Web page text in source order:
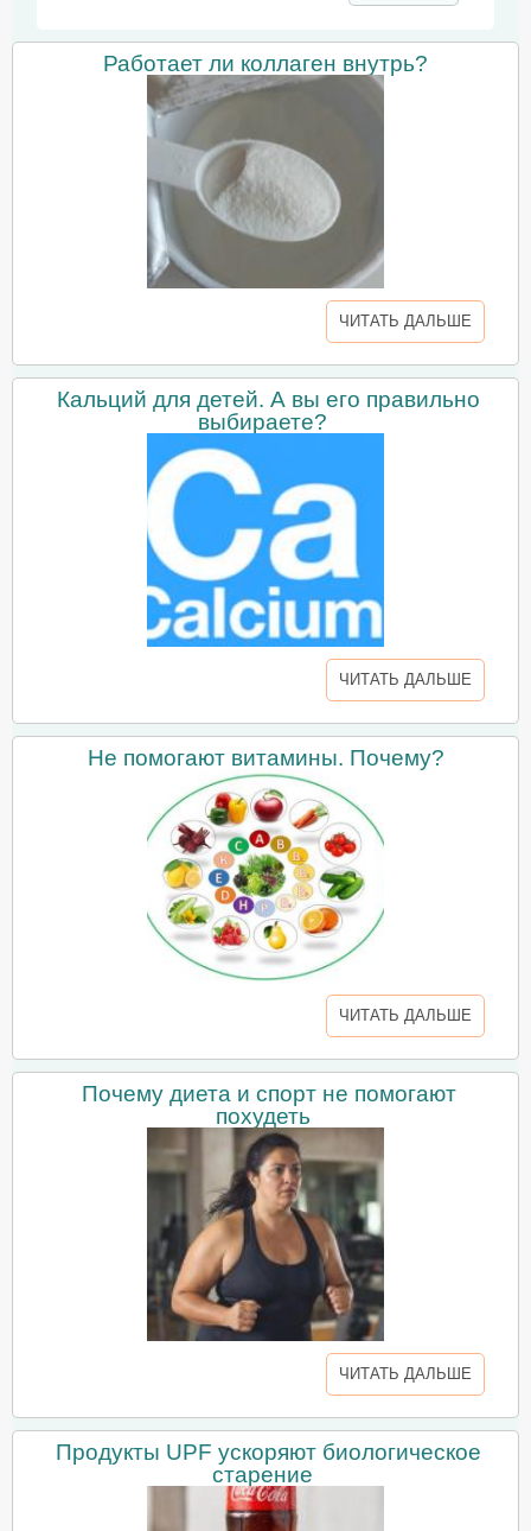
Работает ли коллаген внутрь?
ЧИТАТЬ ДАЛЬШЕ
Кальций для детей. А вы его правильно
выбираете?
ЧИТАТЬ ДАЛЬШЕ
Не помогают витамины. Почему?
ЧИТАТЬ ДАЛЬШЕ
Почему диета и спорт не помогают
похудеть
ЧИТАТЬ ДАЛЬШЕ
Продукты UPF ускоряют биологическое
старение